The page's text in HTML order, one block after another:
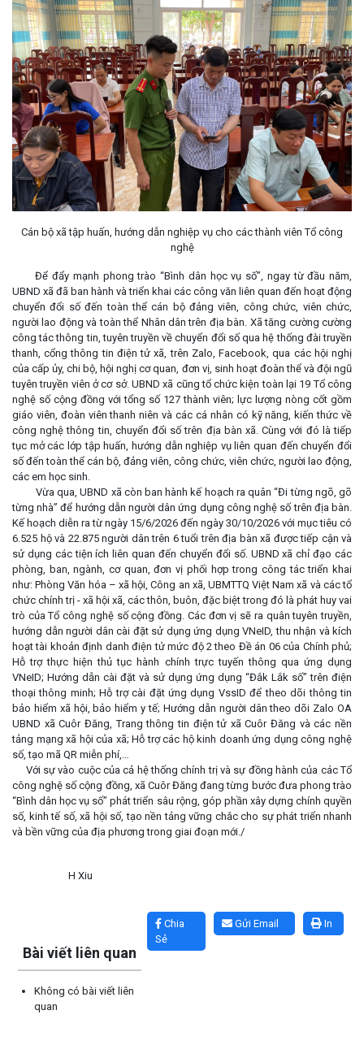
Cán bộ xã tập huấn, hướng dẫn nghiệp vụ cho các thành viên Tổ công
nghệ
Để đẩy mạnh phong trào “Bình dân học vụ số”, ngay từ đầu năm,
UBND xã đã ban hành và triển khai các công văn liên quan đến hoạt động
chuyển đổi số đến toàn thể cán bộ đảng viên, công chức, viên chức,
người lao động và toàn thể Nhân dân trên địa bàn. Xã tăng cường cường
công tác thông tin, tuyên truyền về chuyển đổi số qua hệ thống đài truyền
thanh, cổng thông tin điện tử xã, trên Zalo, Facebook, qua các hội nghị
của cấp ủy, chi bộ, hội nghị cơ quan, đơn vị, sinh hoạt đoàn thể và đội ngũ
tuyên truyền viên ở cơ sở. UBND xã cũng tổ chức kiện toàn lại 19 Tổ công
nghệ số cộng đồng với tổng số 127 thành viên; lực lượng nòng cốt gồm
giáo viên, đoàn viên thanh niên và các cá nhân có kỹ năng, kiến thức về
công nghệ thông tin, chuyển đổi số trên địa bàn xã. Cùng với đó là tiếp
tục mở các lớp tập huấn, hướng dẫn nghiệp vụ liên quan đến chuyển đổi
số đến toàn thể cán bộ, đảng viên, công chức, viên chức, người lao động,
các em học sinh.
Vừa qua, UBND xã còn ban hành kế hoạch ra quân “Đi từng ngõ, gõ
từng nhà” để hướng dẫn người dân ứng dụng công nghệ số trên địa bàn.
Kế hoạch diễn ra từ ngày 15/6/2026 đến ngày 30/10/2026 với mục tiêu có
6.525 hộ và 22.875 người dân trên 6 tuổi trên địa bàn xã được tiếp cận và
sử dụng các tiện ích liên quan đến chuyển đổi số. UBND xã chỉ đạo các
phòng, ban, ngành, cơ quan, đơn vị phối hợp trong công tác triển khai
như: Phòng Văn hóa – xã hội, Công an xã, UBMTTQ Việt Nam xã và các tổ
chức chính trị - xã hội xã, các thôn, buôn, đặc biệt trong đó là phát huy vai
trò của Tổ công nghệ số cộng đồng. Các đơn vị sẽ ra quân tuyên truyền,
hướng dẫn người dân cài đặt sử dụng ứng dụng VNeID, thu nhận và kích
hoạt tài khoản định danh điện tử mức độ 2 theo Đề án 06 của Chính phủ;
Hỗ trợ thực hiện thủ tục hành chính trực tuyến thông qua ứng dụng
VNeID; Hướng dẫn cài đặt và sử dụng ứng dụng “Đắk Lắk số” trên điện
thoại thông minh; Hỗ trợ cài đặt ứng dụng VssID để theo dõi thông tin
bảo hiểm xã hội, bảo hiểm y tế; Hướng dẫn người dân theo dõi Zalo OA
UBND xã Cuôr Đăng, Trang thông tin điện tử xã Cuôr Đăng và các nền
tảng mạng xã hội của xã; Hỗ trợ các hộ kinh doanh ứng dụng công nghệ
số, tạo mã QR miễn phí,…
Với sự vào cuộc của cả hệ thống chính trị và sự đồng hành của các Tổ
công nghệ số cộng đồng, xã Cuôr Đăng đang từng bước đưa phong trào
“Bình dân học vụ số” phát triển sâu rộng, góp phần xây dựng chính quyền
số, kinh tế số, xã hội số, tạo nền tảng vững chắc cho sự phát triển nhanh
và bền vững của địa phương trong giai đoạn mới./
H Xiu
In
Gửi Email
Chia
Sẻ
Bài viết liên quan
Không có bài viết liên
quan
hành chính
(07/08/2026)